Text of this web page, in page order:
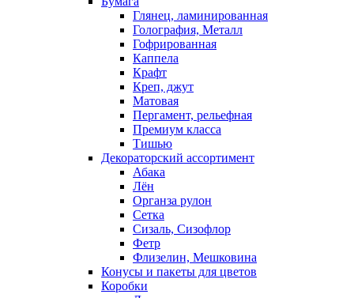
Глянец, ламинированная
Голография, Металл
Гофрированная
Каппела
Крафт
Креп, джут
Матовая
Пергамент, рельефная
Премиум класса
Тишью
Декораторский ассортимент
Абака
Лён
Органза рулон
Сетка
Сизаль, Сизофлор
Фетр
Флизелин, Мешковина
Конусы и пакеты для цветов
Коробки